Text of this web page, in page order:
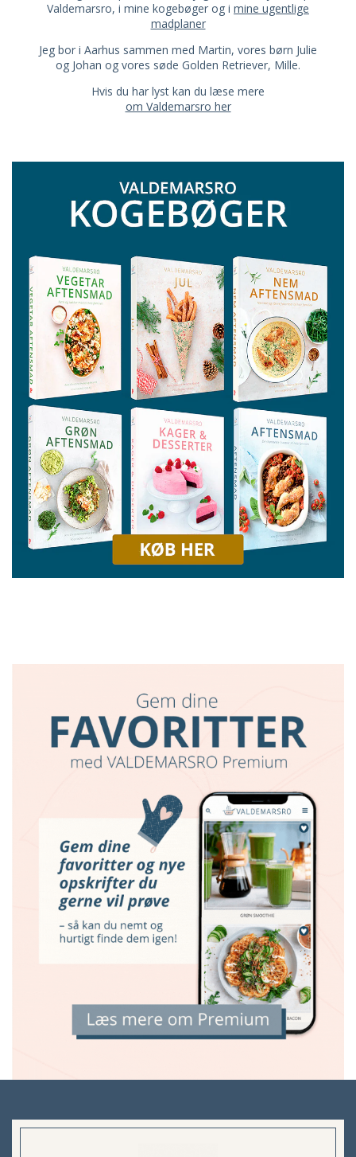
Valdemarsro, i mine kogebøger og i mine ugentlige
madplaner
Jeg bor i Aarhus sammen med Martin, vores børn Julie
og Johan og vores søde Golden Retriever, Mille.
Hvis du har lyst kan du læse mere
om Valdemarsro her